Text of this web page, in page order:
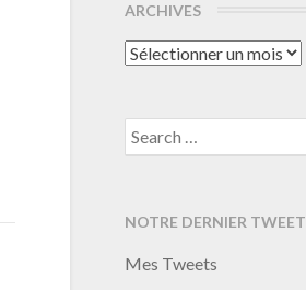
ARCHIVES
Archives
Search
for:
NOTRE DERNIER TWEET
Mes Tweets